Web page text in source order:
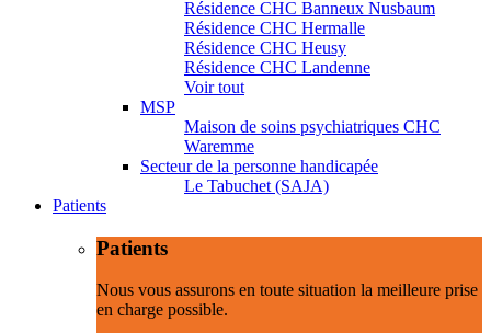
Résidence CHC Banneux Nusbaum
Résidence CHC Hermalle
Résidence CHC Heusy
Résidence CHC Landenne
Voir tout
MSP
Maison de soins psychiatriques CHC
Waremme
Secteur de la personne handicapée
Le Tabuchet (SAJA)
Patients
Patients
Nous vous assurons en toute situation la meilleure prise
en charge possible.